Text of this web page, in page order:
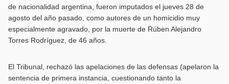
de nacionalidad argentina, fueron imputados el jueves 28 de
agosto del año pasado, como autores de un homicidio muy
especialmente agravado, por la muerte de Rúben Alejandro
Torres Rodríguez, de 46 años.
El Tribunal, rechazó las apelaciones de las defensas (apelaron la
sentencia de primera instancia, cuestionando tanto la